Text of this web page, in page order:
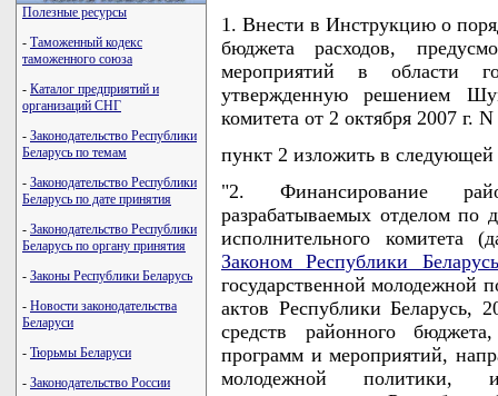
Полезные ресурсы
- Таможенный кодекс
таможенного союза
- Каталог предприятий и
организаций СНГ
- Законодательство Республики
Беларусь по темам
- Законодательство Республики
Беларусь по дате принятия
- Законодательство Республики
Беларусь по органу принятия
- Законы Республики Беларусь
- Новости законодательства
Беларуси
- Тюрьмы Беларуси
- Законодательство России
1. Внести в Инструкцию о
бюджета расходов,
мероприятий в области
утвержденную решением
комитета от 2 октября 2007 г.
пункт 2 изложить в следующей
"2. Финансирование
разрабатываемых отделом по
исполнительного комитета
Законом Республики Беларусь
государственной молодежной
актов Республики Беларусь,
средств районного
программ и мероприятий,
молодежной политики,